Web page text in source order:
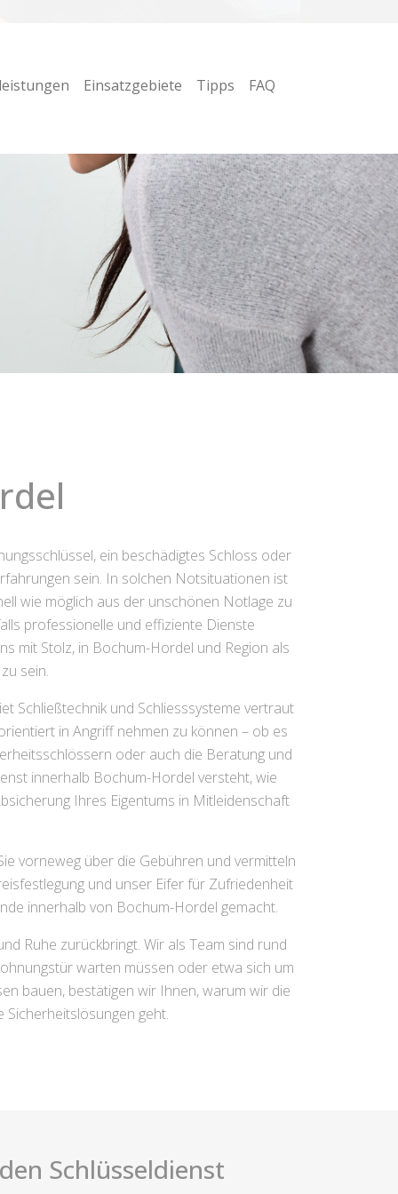
Einsatzgebiete Tipps FAQ
ein beschädigtes Schloss oder
sein. In solchen Notsituationen ist
wie möglich aus der unschönen Notlage zu
professionelle und effiziente Dienste
mit Stolz, in Bochum-Hordel und Region als
sein.
Schließtechnik und Schliesssysteme vertraut
in Angriff nehmen zu können – ob es
oder auch die Beratung und
innerhalb Bochum-Hordel versteht, wie
Ihres Eigentums in Mitleidenschaft
vorneweg über die Gebühren und vermitteln
und unser Eifer für Zufriedenheit
innerhalb von Bochum-Hordel gemacht.
Ruhe zurückbringt. Wir als Team sind rund
warten müssen oder etwa sich um
bauen, bestätigen wir Ihnen, warum wir die
geht.
Schlüsseldienst